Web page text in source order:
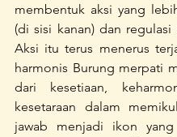
membentuk aksi yang
(di sisi kanan) dan regulasi
Aksi itu terus menerus
harmonis Burung merpati
dari kesetiaan,
kesetaraan dalam
jawab menjadi ikon